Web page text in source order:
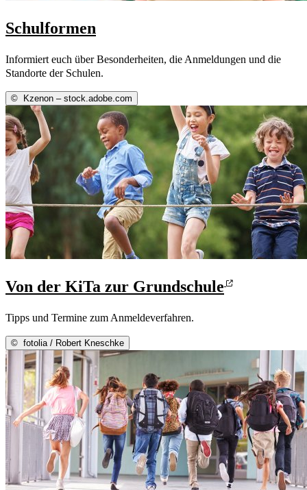
Schulformen
Informiert euch über Besonderheiten, die Anmeldungen und die
Standorte der Schulen.
© Kzenon – stock.adobe.com
Von der KiTa zur Grundschule
Tipps und Termine zum Anmeldeverfahren.
© fotolia / Robert Kneschke